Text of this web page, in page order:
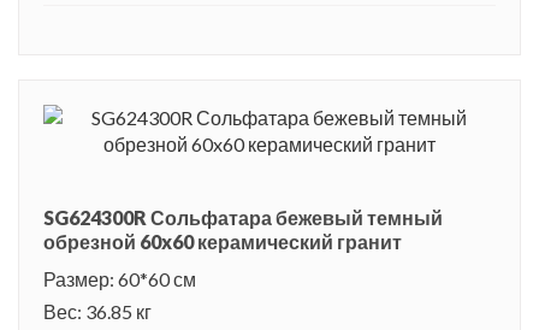
и горячий сернистый газ. Местность вблизи вулкана
считается музеем под открытым небом и ежегодно
всего мира. Известно, что в средние века эти территории
съезжались сюда, чтобы пройти лечебные процедуры в
SG624300R Сольфатара бежевый темный
обрезной 60x60 керамический гранит
Размер: 60*60 см
Вес: 36.85 кг